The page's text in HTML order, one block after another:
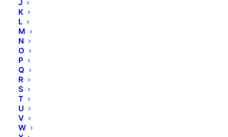
J
K
L
M
N
O
P
Q
R
S
T
U
V
W